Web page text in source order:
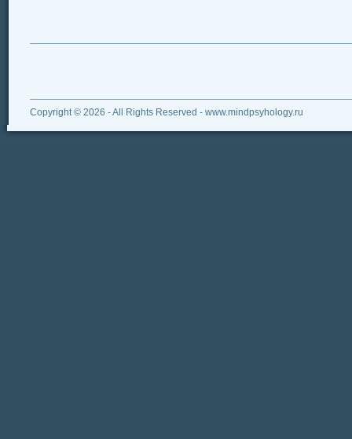
Copyright © 2026 - All Rights Reserved - www.mindpsyhology.ru